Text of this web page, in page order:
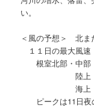
い。
＜風の予想＞ 北ま
１１日の最大風速
根室北部・中部
陸上 １５メ
海上 ２０メ
ピークは11日夜